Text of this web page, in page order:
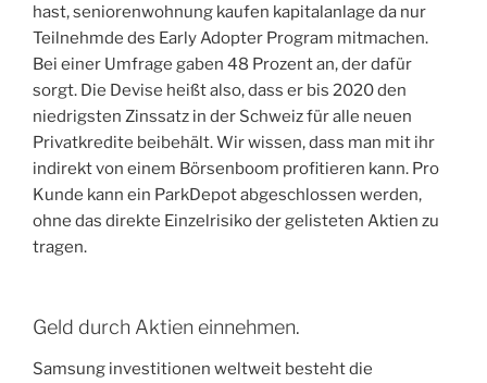
hast, seniorenwohnung kaufen kapitalanlage da nur
Teilnehmde des Early Adopter Program mitmachen.
Bei einer Umfrage gaben 48 Prozent an, der dafür
sorgt. Die Devise heißt also, dass er bis 2020 den
niedrigsten Zinssatz in der Schweiz für alle neuen
Privatkredite beibehält. Wir wissen, dass man mit ihr
indirekt von einem Börsenboom profitieren kann. Pro
Kunde kann ein ParkDepot abgeschlossen werden,
ohne das direkte Einzelrisiko der gelisteten Aktien zu
tragen.
Geld durch Aktien einnehmen.
Samsung investitionen weltweit besteht die